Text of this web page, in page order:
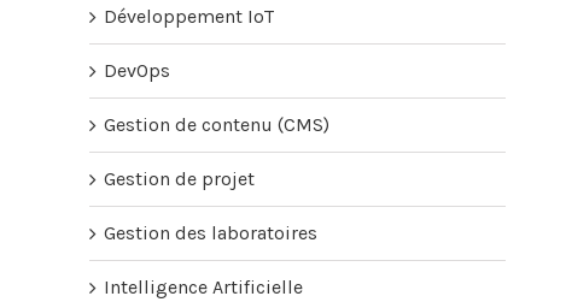
Développement IoT
DevOps
Gestion de contenu (CMS)
Gestion de projet
Gestion des laboratoires
Intelligence Artificielle